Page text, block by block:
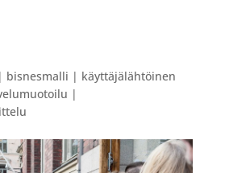
bisnesmalli | käyttäjälähtöinen
|